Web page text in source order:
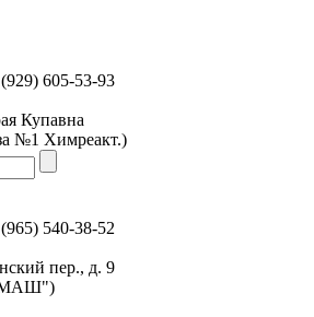
605-53-93
Купавна
№1 Химреакт.)
540-38-52
пер., д. 9